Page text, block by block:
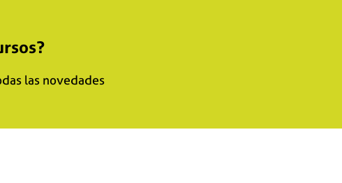
las novedades